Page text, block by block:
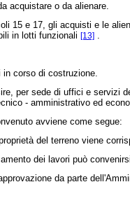
acquistare o da alienare.
e 17, gli acquisti e le
in lotti funzionali [13] .
corso di costruzione.
per sede di uffici e servizi
- amministrativo ed
avviene come segue:
del terreno viene
dei lavori può
da parte